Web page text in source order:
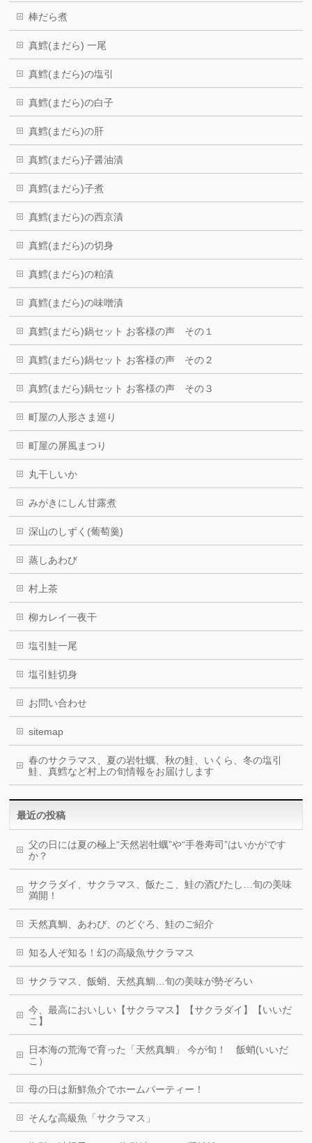
棒だら煮
真鱈(まだら) 一尾
真鱈(まだら)の塩引
真鱈(まだら)の白子
真鱈(まだら)の肝
真鱈(まだら)子醤油漬
真鱈(まだら)子煮
真鱈(まだら)の西京漬
真鱈(まだら)の切身
真鱈(まだら)の粕漬
真鱈(まだら)の味噌漬
真鱈(まだら)鍋セット お客様の声 その１
真鱈(まだら)鍋セット お客様の声 その２
真鱈(まだら)鍋セット お客様の声 その３
町屋の人形さま巡り
町屋の屏風まつり
丸干しいか
みがきにしん甘露煮
深山のしずく(葡萄羹)
蒸しあわび
村上茶
柳カレイ一夜干
塩引鮭一尾
塩引鮭切身
お問い合わせ
sitemap
春のサクラマス、夏の岩牡蠣、秋の鮭、いくら、冬の塩引
鮭、真鱈など村上の旬情報をお届けします
最近の投稿
父の日には夏の極上“天然岩牡蠣”や“手巻寿司”はいかがです
か？
サクラダイ、サクラマス、飯たこ、鮭の酒びたし…旬の美味
満開！
天然真鯛、あわび、のどぐろ、鮭のご紹介
知る人ぞ知る！幻の高級魚サクラマス
サクラマス、飯蛸、天然真鯛…旬の美味が勢ぞろい
今、最高においしい【サクラマス】【サクラダイ】【いいだ
こ】
日本海の荒海で育った「天然真鯛」 今が旬！ 飯蛸(いいだ
こ）
母の日は新鮮魚介でホームパーティー！
そんな高級魚「サクラマス」